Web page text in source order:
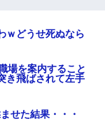
ｗどうせ死ぬなら
場を案内すること
き飛ばされて左手
せた結果・・・